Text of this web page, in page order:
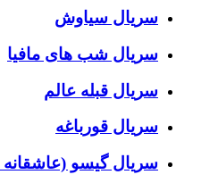
سریال سیاوش
سریال شب های مافیا
سریال قبله عالم
سریال قورباغه
سریال گیسو (عاشقانه 2)